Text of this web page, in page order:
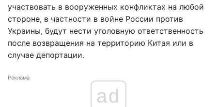
участвовать в вооруженных конфликтах на любой
стороне, в частности в войне России против
Украины, будут нести уголовную ответственность
после возвращения на территорию Китая или в
случае депортации.
Реклама
ad